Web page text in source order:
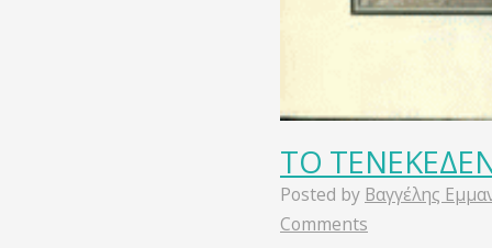
ΤΟ
Posted by Βαγγέλης
Comments